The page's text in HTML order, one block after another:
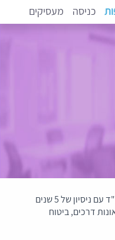
כניסה מעסיקים
למשרד בוטיק המונה 6 עו"ד דרוש/ה עו"ד עם ניסיון של 5 שנים
דרכים, ביטוח